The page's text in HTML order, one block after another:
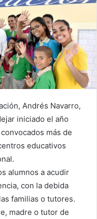
Andrés Navarro,
iniciado el año
más de
educativos
alumnos a acudir
con la debida
familias o tutores.
madre o tutor de